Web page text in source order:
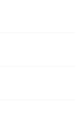
при
и моделей